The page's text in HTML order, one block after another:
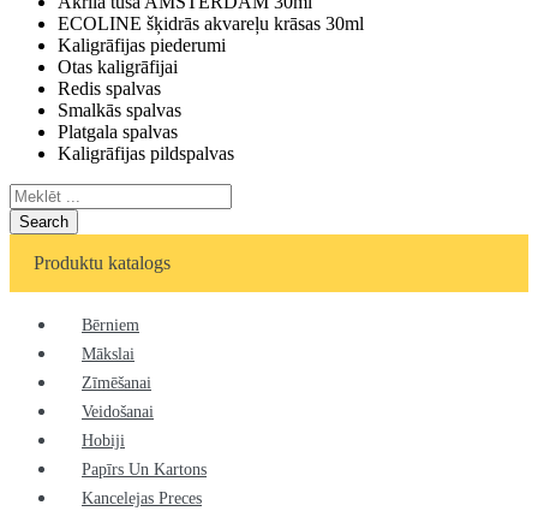
ECOLINE šķidrās akvareļu krāsas 30ml
Kaligrāfijas piederumi
Otas kaligrāfijai
Redis spalvas
Smalkās spalvas
Platgala spalvas
Kaligrāfijas pildspalvas
Search
Produktu katalogs
Bērniem
Mākslai
Zīmēšanai
Veidošanai
Hobiji
Papīrs Un Kartons
Kancelejas Preces